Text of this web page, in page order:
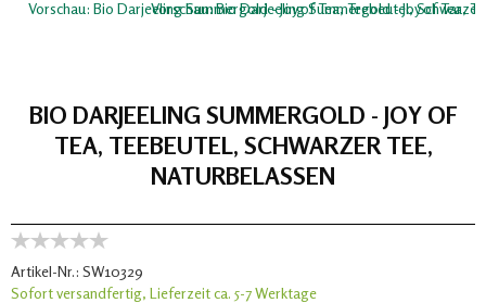
BIO DARJEELING SUMMERGOLD - JOY OF
TEA, TEEBEUTEL, SCHWARZER TEE,
NATURBELASSEN
Artikel-Nr.: SW10329
Sofort versandfertig, Lieferzeit ca. 5-7 Werktage